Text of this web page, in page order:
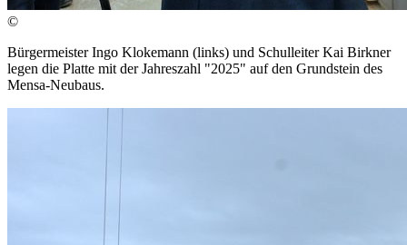
©
Bürgermeister Ingo Klokemann (links) und Schulleiter Kai Birkner
legen die Platte mit der Jahreszahl "2025" auf den Grundstein des
Mensa-Neubaus.